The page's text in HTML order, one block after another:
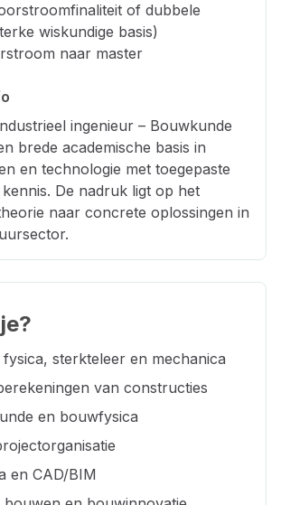
of dubbele
wiskundige basis)
naar master
ingenieur – Bouwkunde
brede academische basis in
en technologie met toegepaste
De nadruk ligt op het
naar concrete oplossingen in
sterkteleer en mechanica
van constructies
en bouwfysica
en CAD/BIM